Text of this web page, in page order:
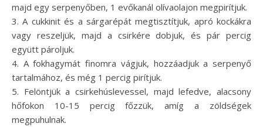
majd egy serpenyőben, 1 evőkanál olívaolajon megpirítjuk.
3. A cukkinit és a sárgarépát megtisztítjuk, apró kockákra
vagy reszeljük, majd a csirkére dobjuk, és pár percig
együtt pároljuk.
4. A fokhagymát finomra vágjuk, hozzáadjuk a serpenyő
tartalmához, és még 1 percig pirítjuk.
5. Felöntjük a csirkehúslevessel, majd lefedve, alacsony
hőfokon 10-15 percig főzzük, amíg a zöldségek
megpuhulnak.